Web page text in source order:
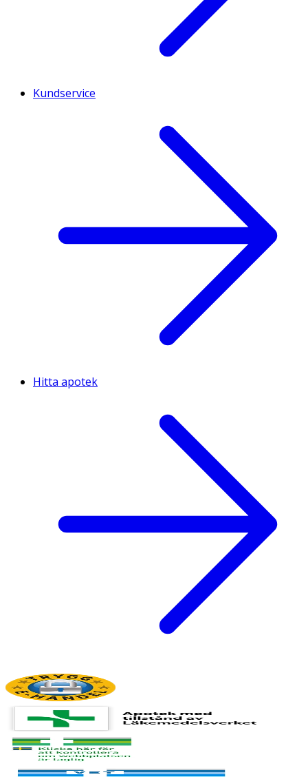
Kundservice
Hitta apotek